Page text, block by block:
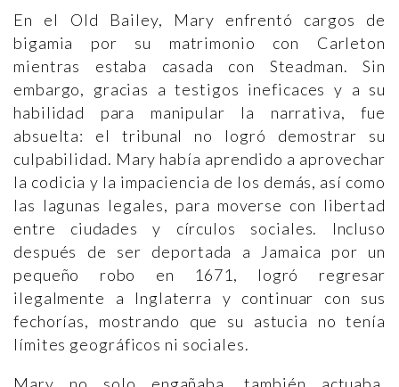
En el Old Bailey, Mary enfrentó cargos de
bigamia por su matrimonio con Carleton
mientras estaba casada con Steadman. Sin
embargo, gracias a testigos ineficaces y a su
habilidad para manipular la narrativa, fue
absuelta: el tribunal no logró demostrar su
culpabilidad. Mary había aprendido a aprovechar
la codicia y la impaciencia de los demás, así como
las lagunas legales, para moverse con libertad
entre ciudades y círculos sociales. Incluso
después de ser deportada a Jamaica por un
pequeño robo en 1671, logró regresar
ilegalmente a Inglaterra y continuar con sus
fechorías, mostrando que su astucia no tenía
límites geográficos ni sociales.